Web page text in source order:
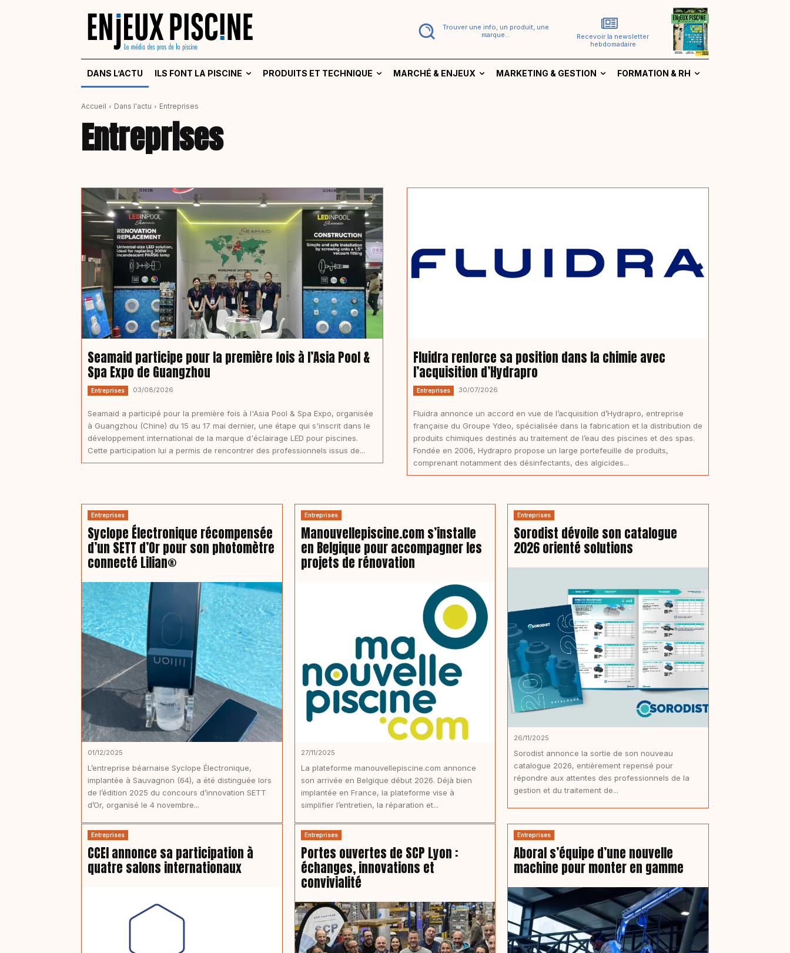
Trouver une info, un produit, une
marque...
Recevoir la newsletter
hebdomadaire
DANS L’ACTU ILS FONT LA PISCINE PRODUITS ET TECHNIQUE MARCHÉ & ENJEUX MARKETING & GESTION FORMATION & RH
Accueil Dans l'actu Entreprises
Entreprises
Seamaid participe pour la première fois à l’Asia Pool &
Spa Expo de Guangzhou
Entreprises 03/08/2026
Seamaid a participé pour la première fois à l'Asia Pool & Spa Expo, organisée
à Guangzhou (Chine) du 15 au 17 mai dernier, une étape qui s'inscrit dans le
développement international de la marque d'éclairage LED pour piscines.
Cette participation lui a permis de rencontrer des professionnels issus de...
Fluidra renforce sa position dans la chimie avec
l’acquisition d’Hydrapro
Entreprises 30/07/2026
Fluidra annonce un accord en vue de l’acquisition d’Hydrapro, entreprise
française du Groupe Ydeo, spécialisée dans la fabrication et la distribution de
produits chimiques destinés au traitement de l’eau des piscines et des spas.
Fondée en 2006, Hydrapro propose un large portefeuille de produits,
comprenant notamment des désinfectants, des algicides...
Entreprises
Syclope Électronique récompensée
d’un SETT d’Or pour son photomètre
connecté Lilian®
01/12/2025
L’entreprise béarnaise Syclope Électronique,
implantée à Sauvagnon (64), a été distinguée lors
de l’édition 2025 du concours d’innovation SETT
d’Or, organisé le 4 novembre...
Entreprises
Manouvellepiscine.com s’installe
en Belgique pour accompagner les
projets de rénovation
27/11/2025
La plateforme manouvellepiscine.com annonce
son arrivée en Belgique début 2026. Déjà bien
implantée en France, la plateforme vise à
simplifier l’entretien, la réparation et...
Entreprises
Sorodist dévoile son catalogue
2026 orienté solutions
26/11/2025
Sorodist annonce la sortie de son nouveau
catalogue 2026, entièrement repensé pour
répondre aux attentes des professionnels de la
gestion et du traitement de...
Entreprises
CCEI annonce sa participation à
quatre salons internationaux
Entreprises
Portes ouvertes de SCP Lyon :
échanges, innovations et
convivialité
Entreprises
Aboral s’équipe d’une nouvelle
machine pour monter en gamme